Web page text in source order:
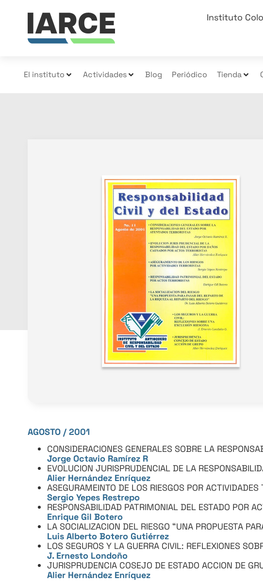
Instituto
El instituto Actividades Blog Periódico Tienda
AGOSTO / 2001
CONSIDERACIONES GENERALES SOBRE LA
Jorge Octavio Ramírez R
EVOLUCION JURISPRUDENCIAL DE LA
Alier Hernández Enríquez
ASEGURAMEINTO DE LOS RIESGOS POR ACTIVIDADES
Sergio Yepes Restrepo
RESPONSABILIDAD PATRIMONIAL DEL ESTADO POR
Enrique Gil Botero
LA SOCIALIZACION DEL RIESGO “UNA PROPUESTA
Luis Alberto Botero Gutiérrez
LOS SEGUROS Y LA GUERRA CIVIL: REFLEXIONES
J. Ernesto Londoño
JURISPRUDENCIA COSEJO DE ESTADO ACCION DE
Alier Hernández Enríquez